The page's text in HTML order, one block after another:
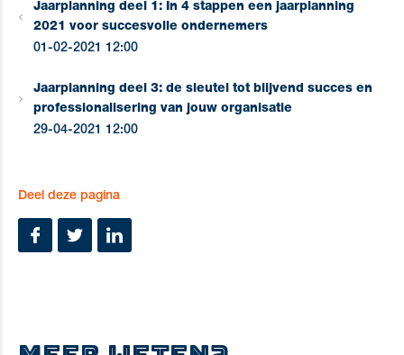
Jaarplanning deel 1: In 4 stappen een jaarplanning
2021 voor succesvolle ondernemers
01-02-2021 12:00
Jaarplanning deel 3: de sleutel tot blijvend succes en
professionalisering van jouw organisatie
29-04-2021 12:00
Deel deze pagina